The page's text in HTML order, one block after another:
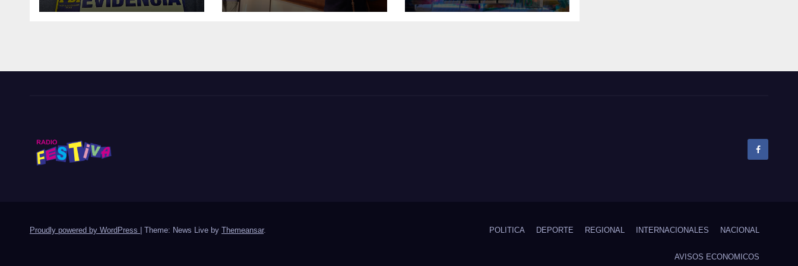
800 DOSIS DE
Circulación 2026 en
contrabando en el
Proudly powered by WordPress Theme: News Live by Themeansar. POLITICA DEPORTE REGIONAL INTERNACIONALES NACIONAL
AVISOS ECONOMICOS